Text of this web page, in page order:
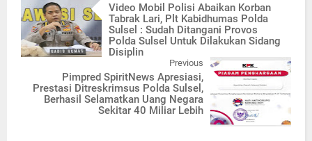
Video Mobil Polisi Abaikan Korban
Tabrak Lari, Plt Kabidhumas Polda
Sulsel : Sudah Ditangani Provos
Polda Sulsel Untuk Dilakukan Sidang
Disiplin
Previous
Pimpred SpiritNews Apresiasi,
Prestasi Ditreskrimsus Polda Sulsel,
Berhasil Selamatkan Uang Negara
Sekitar 40 Miliar Lebih